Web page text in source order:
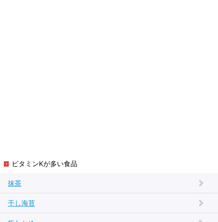
ビタミンKが多い食品
抹茶
干し海苔